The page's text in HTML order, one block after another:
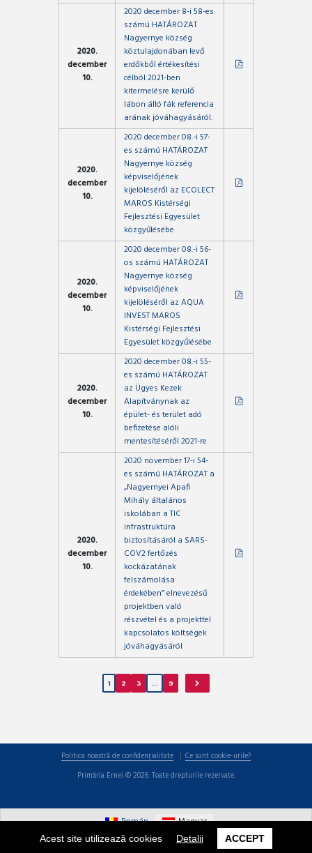
Acest site utilizează cookies Detalii ACCEPT
2020.
december
10.
2020 december 8-i 58-es
számú HATÁROZAT
Nagyernye község
köztulajdonában levő
erdőkből értékesítési
célból 2021-ben
kitermelésre kerülő
lábon álló fák referencia
arának jóváhagyásáról.
2020.
december
10.
2020 december 08.-i 57-
es számú HATÁROZAT
Nagyernye község
képviselőjének
kijelöléséről az ECOLECT
MAROS Kistérségi
Fejlesztési Egyesület
közgyűlésébe
2020.
december
10.
2020 december 08.-i 56-
os számú HATÁROZAT
Nagyernye község
képviselőjének
kijelöléséről az AQUA
INVEST MAROS
Kistérségi Fejlesztési
Egyesület közgyűlésébe
2020.
december
10.
2020 december 08.-i 55-
es számú HATÁROZAT
az Ügyes Kezek
Alapítványnak az
épület- és terület adó
befizetése alóli
mentesítéséről 2021-re
2020.
december
10.
2020 november 17-i 54-
es számú HATÁROZAT a
„Nagyernyei Apafi
Mihály általános
iskolában a TIC
infrastruktúra
biztosításáról a SARS-
COV2 fertőzés
kockázatának
felszámolása
érdekében” elnevezésű
projektben való
részvétel és a projekttel
kapcsolatos költségek
jóváhagyásáról
1 2 3 9
Politica noastră de confidențialitate
Ce sunt cookie-urile?
Primăria Ernei © 2026. Toate drepturile rezervate.
Román Magyar